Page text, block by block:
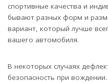
спортивные качества и
бывают разных форм и
вариант, который лучше
вашего автомобиля.
В некоторых случаях
безопасность при